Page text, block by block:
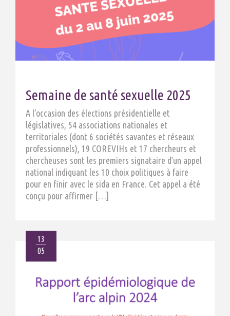
Semaine de santé sexuelle 2025
A l’occasion des élections présidentielle et
législatives, 54 associations nationales et
territoriales (dont 6 sociétés savantes et réseaux
professionnels), 19 COREVIHs et 17 chercheurs et
chercheuses sont les premiers signataire d’un appel
national indiquant les 10 choix politiques à faire
pour en finir avec le sida en France. Cet appel a été
conçu pour affirmer […]
13
05